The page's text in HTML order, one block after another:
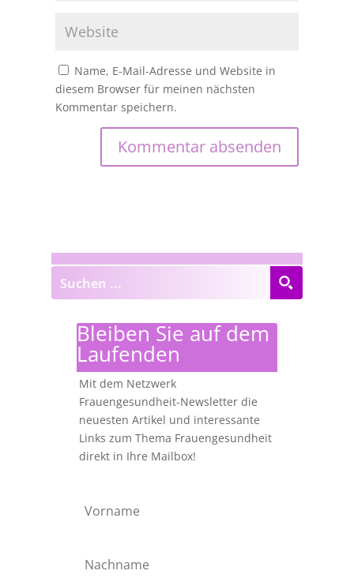
Name, E-Mail-Adresse und Website in
diesem Browser für meinen nächsten
Kommentar speichern.
Bleiben Sie auf dem
Laufenden
Mit dem Netzwerk
Frauengesundheit-Newsletter die
neuesten Artikel und interessante
Links zum Thema Frauengesundheit
direkt in Ihre Mailbox!